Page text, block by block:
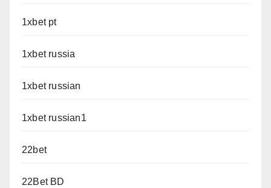
1xbet pt
1xbet russia
1xbet russian
1xbet russian1
22bet
22Bet BD